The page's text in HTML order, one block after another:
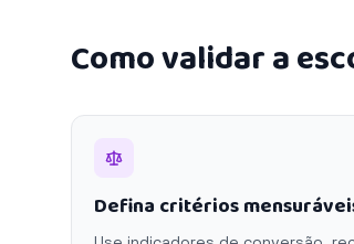
Como validar a
Defina critérios